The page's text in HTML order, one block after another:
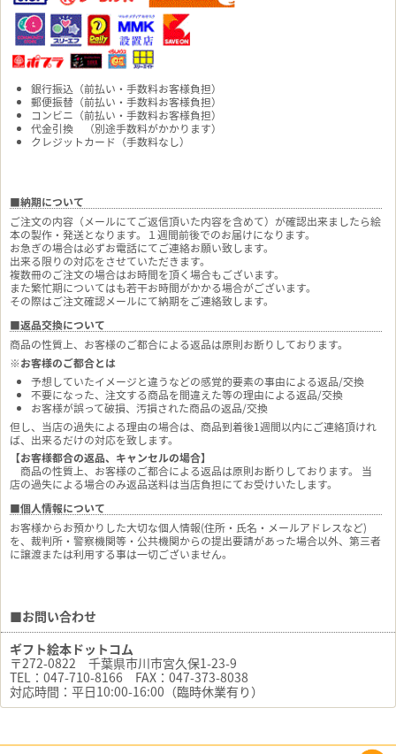
銀行振込（前払い・手数料お客様負担）
郵便振替（前払い・手数料お客様負担）
コンビニ（前払い・手数料お客様負担）
代金引換 （別途手数料がかかります）
クレジットカード（手数料なし）
■納期について
ご注文の内容（メールにてご返信頂いた内容を含めて）が確認出来ましたら絵
本の製作・発送となります。１週間前後でのお届けになります。
お急ぎの場合は必ずお電話にてご連絡お願い致します。
出来る限りの対応をさせていただきます。
複数冊のご注文の場合はお時間を頂く場合もございます。
また繁忙期についてはも若干お時間がかかる場合がございます。
その際はご注文確認メールにて納期をご連絡致します。
■返品交換について
商品の性質上、お客様のご都合による返品は原則お断りしております。
※お客様のご都合とは
予想していたイメージと違うなどの感覚的要素の事由による返品/交換
不要になった、注文する商品を間違えた等の理由による返品/交換
お客様が誤って破損、汚損された商品の返品/交換
但し、当店の過失による理由の場合は、商品到着後1週間以内にご連絡頂けれ
ば、出来るだけの対応を致します。
【お客様都合の返品、キャンセルの場合】
商品の性質上、お客様のご都合による返品は原則お断りしております。 当
店の過失による場合のみ返品送料は当店負担にてお受けいたします。
■個人情報について
お客様からお預かりした大切な個人情報(住所・氏名・メールアドレスなど)
を、裁判所・警察機関等・公共機関からの提出要請があった場合以外、第三者
に譲渡または利用する事は一切ございません。
■お問い合わせ
ギフト絵本ドットコム
〒272-0822 千葉県市川市宮久保1-23-9
TEL：047-710-8166 FAX：047-373-8038
対応時間：平日10:00-16:00（臨時休業有り）